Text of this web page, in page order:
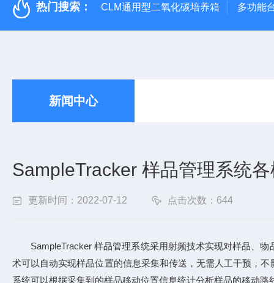
热门搜索： CLM通用型二氧化碳培养箱 多功能
新闻中心
SampleTracker 样品管理系统
更新时间：2022-07-12 点击次数：644
SampleTracker 样品管理系统采用射频技术实现对样品、物
术可以自动实现样品位置的信息采集和传送，无需人工干预，
系统可以根据采集到的样品移动位置信息统计分析样品的移动路